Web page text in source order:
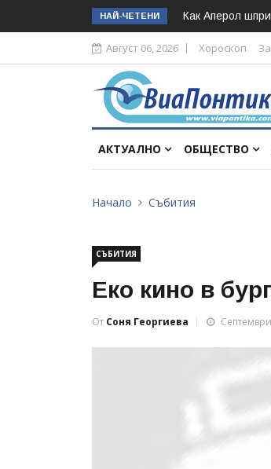
НАЙ-ЧЕТЕНИ Как Аперол
Август 06, 2026 Хороскоп
АКТУАЛНО ОБЩЕСТВО
Начало Събития
СЪБИТИЯ
Eко кино в
От Соня Георгиева